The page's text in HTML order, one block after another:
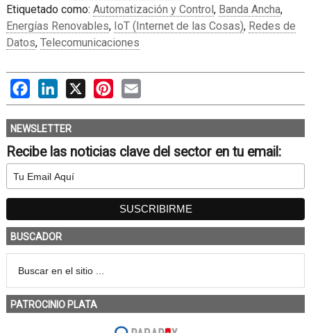
Etiquetado como: Automatización y Control, Banda Ancha,
Energías Renovables, IoT (Internet de las Cosas), Redes de
Datos, Telecomunicaciones
FacebookLinkedIn
X PinterestEmail
NEWSLETTER
Recibe las noticias clave del sector en tu email:
BUSCADOR
PATROCINIO PLATA